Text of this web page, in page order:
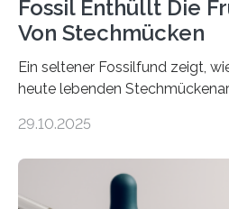
Fossil Enthüllt Die
Von Stechmücken
Ein seltener Fossilfund zeigt,
heute lebenden
Forschende die bisher älteste
Region Kachin in Myanmar und
ausgezeichnetem Zustand
29.10.2025